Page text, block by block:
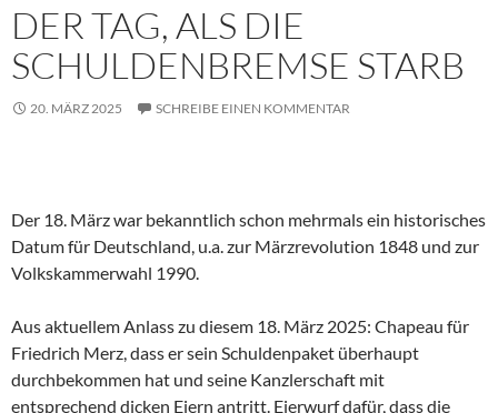
DER TAG, ALS DIE
SCHULDENBREMSE STARB
20. MÄRZ 2025 SCHREIBE EINEN KOMMENTAR
Der 18. März war bekanntlich schon mehrmals ein historisches
Datum für Deutschland, u.a. zur Märzrevolution 1848 und zur
Volkskammerwahl 1990.
Aus aktuellem Anlass zu diesem 18. März 2025: Chapeau für
Friedrich Merz, dass er sein Schuldenpaket überhaupt
durchbekommen hat und seine Kanzlerschaft mit
entsprechend dicken Eiern antritt. Eierwurf dafür, dass die